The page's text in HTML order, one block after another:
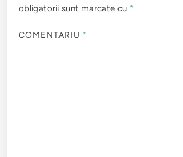
obligatorii sunt marcate cu *
COMENTARIU *